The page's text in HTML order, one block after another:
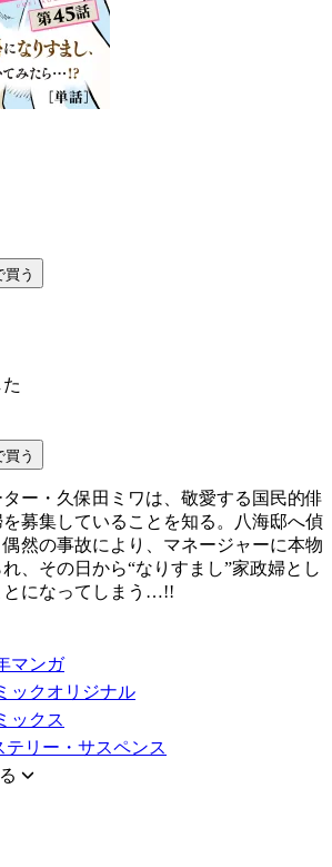
買う
買う
ー・久保田ミワは、敬愛する国民的俳
募集していることを知る。八海邸へ偵
然の事故により、マネージャーに本物
、その日から“なりすまし”家政婦とし
とになってしまう…!!
マンガ
ックオリジナル
ックス
テリー・サスペンス